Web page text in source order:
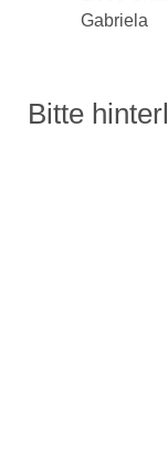
Gabriela
Bitte